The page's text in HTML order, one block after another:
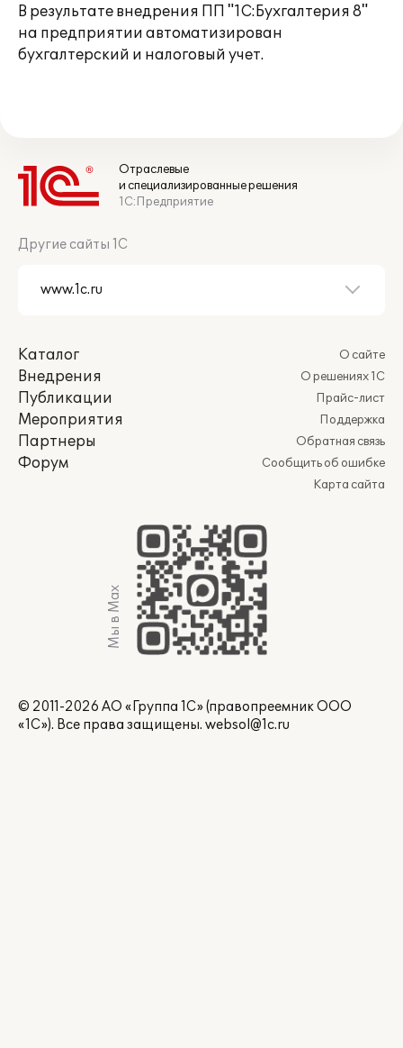
В результате внедрения ПП "1С:Бухгалтерия 8"
на предприятии автоматизирован
бухгалтерский и налоговый учет.
Отраслевые
и специализированные решения
1С:Предприятие
Другие сайты 1С
Каталог
Внедрения
Публикации
Мероприятия
Партнеры
Форум
О сайте
О решениях 1С
Прайс-лист
Поддержка
Обратная связь
Сообщить об ошибке
Карта сайта
Мы в Max
© 2011-2026 АО «Группа 1С» (правопреемник ООО
«1С»). Все права защищены. websol@1c.ru